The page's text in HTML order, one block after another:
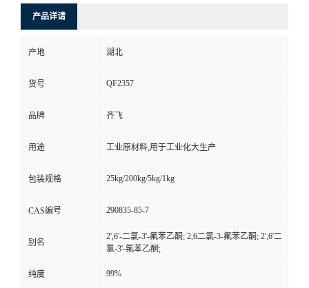
产品详请
产地 湖北
货号 QF2357
品牌 齐飞
用途 工业原材料,用于工业化大生产
包装规格 25kg/200kg/5kg/1kg
CAS编号 290835-85-7
别名
2',6'-二氯-3'-氟苯乙酮; 2,6二氯-3-氟苯乙酮; 2',6'二
氯-3'-氟苯乙酮;
纯度 99%